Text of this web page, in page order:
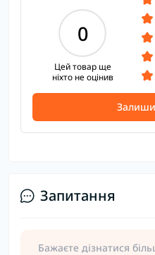
0
Цей товар ще
ніхто не оцінив
Запитання
Бажаєте дізнатися